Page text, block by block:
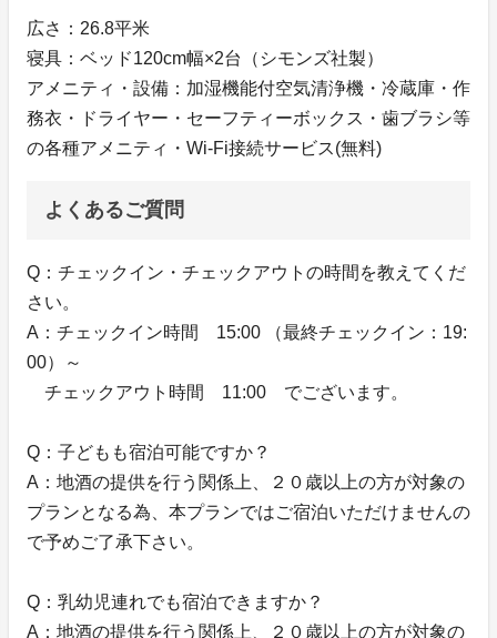
広さ：26.8平米
寝具：ベッド120cm幅×2台（シモンズ社製）
アメニティ・設備：加湿機能付空気清浄機・冷蔵庫・作
務衣・ドライヤー・セーフティーボックス・歯ブラシ等
の各種アメニティ・Wi-Fi接続サービス(無料)
よくあるご質問
Q：チェックイン・チェックアウトの時間を教えてくだ
さい。
A：チェックイン時間 15:00 （最終チェックイン：19:
00）～
チェックアウト時間 11:00 でございます。
Q：子どもも宿泊可能ですか？
A：地酒の提供を行う関係上、２０歳以上の方が対象の
プランとなる為、本プランではご宿泊いただけませんの
で予めご了承下さい。
Q：乳幼児連れでも宿泊できますか？
A：地酒の提供を行う関係上、２０歳以上の方が対象の